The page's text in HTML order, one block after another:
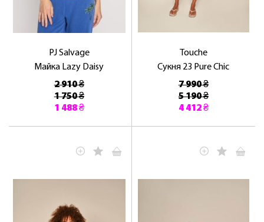
PJ Salvage
Майка Lazy Daisy
2 910 ₴
1 750 ₴
1 488 ₴
Touche
Сукня 23 Pure Chic
7 990 ₴
5 190 ₴
4 412 ₴